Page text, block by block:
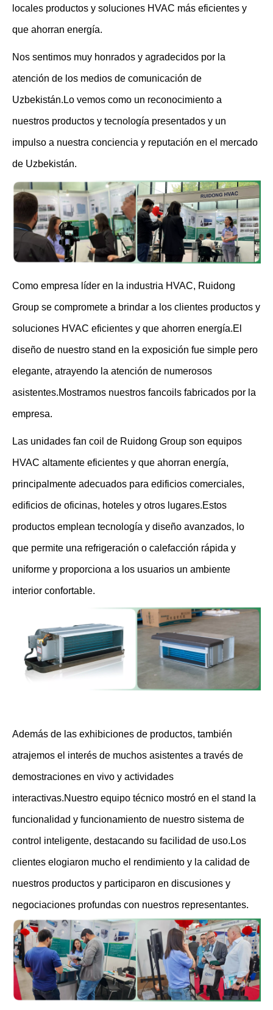
locales productos y soluciones HVAC más eficientes y
que ahorran energía.
Nos sentimos muy honrados y agradecidos por la
atención de los medios de comunicación de
Uzbekistán.Lo vemos como un reconocimiento a
nuestros productos y tecnología presentados y un
impulso a nuestra conciencia y reputación en el mercado
de Uzbekistán.
Como empresa líder en la industria HVAC, Ruidong
Group se compromete a brindar a los clientes productos y
soluciones HVAC eficientes y que ahorren energía.El
diseño de nuestro stand en la exposición fue simple pero
elegante, atrayendo la atención de numerosos
asistentes.Mostramos nuestros fancoils fabricados por la
empresa.
Las unidades fan coil de Ruidong Group son equipos
HVAC altamente eficientes y que ahorran energía,
principalmente adecuados para edificios comerciales,
edificios de oficinas, hoteles y otros lugares.Estos
productos emplean tecnología y diseño avanzados, lo
que permite una refrigeración o calefacción rápida y
uniforme y proporciona a los usuarios un ambiente
interior confortable.
Además de las exhibiciones de productos, también
atrajemos el interés de muchos asistentes a través de
demostraciones en vivo y actividades
interactivas.Nuestro equipo técnico mostró en el stand la
funcionalidad y funcionamiento de nuestro sistema de
control inteligente, destacando su facilidad de uso.Los
clientes elogiaron mucho el rendimiento y la calidad de
nuestros productos y participaron en discusiones y
negociaciones profundas con nuestros representantes.